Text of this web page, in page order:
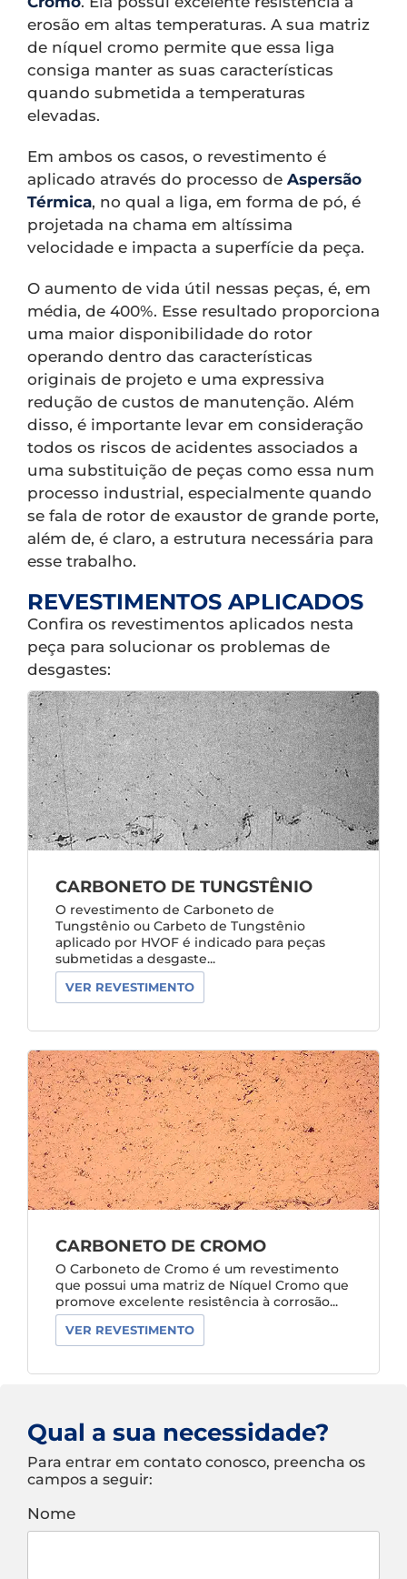
erosão em altas temperaturas. A sua matriz
de níquel cromo permite que essa liga
consiga manter as suas características
quando submetida a temperaturas
elevadas.
Em ambos os casos, o revestimento é
aplicado através do processo de Aspersão
Térmica, no qual a liga, em forma de pó, é
projetada na chama em altíssima
velocidade e impacta a superfície da peça.
O aumento de vida útil nessas peças, é, em
média, de 400%. Esse resultado proporciona
uma maior disponibilidade do rotor
operando dentro das características
originais de projeto e uma expressiva
redução de custos de manutenção. Além
disso, é importante levar em consideração
todos os riscos de acidentes associados a
uma substituição de peças como essa num
processo industrial, especialmente quando
se fala de rotor de exaustor de grande porte,
além de, é claro, a estrutura necessária para
esse trabalho.
REVESTIMENTOS APLICADOS
Confira os revestimentos aplicados nesta
peça para solucionar os problemas de
desgastes:
CARBONETO DE TUNGSTÊNIO
O revestimento de Carboneto de
Tungstênio ou Carbeto de Tungstênio
aplicado por HVOF é indicado para peças
submetidas a desgaste...
VER REVESTIMENTO
CARBONETO DE CROMO
O Carboneto de Cromo é um revestimento
que possui uma matriz de Níquel Cromo que
promove excelente resistência à corrosão...
VER REVESTIMENTO
Qual a sua necessidade?
Para entrar em contato conosco, preencha os
campos a seguir:
Nome